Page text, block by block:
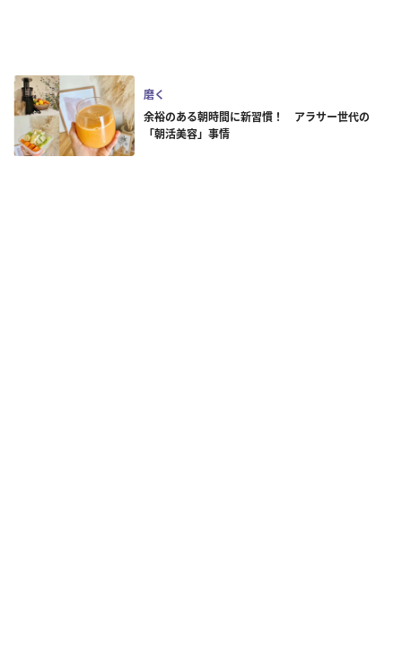
磨く
余裕のある朝時間に新習慣！ アラサー世代の
「朝活美容」事情